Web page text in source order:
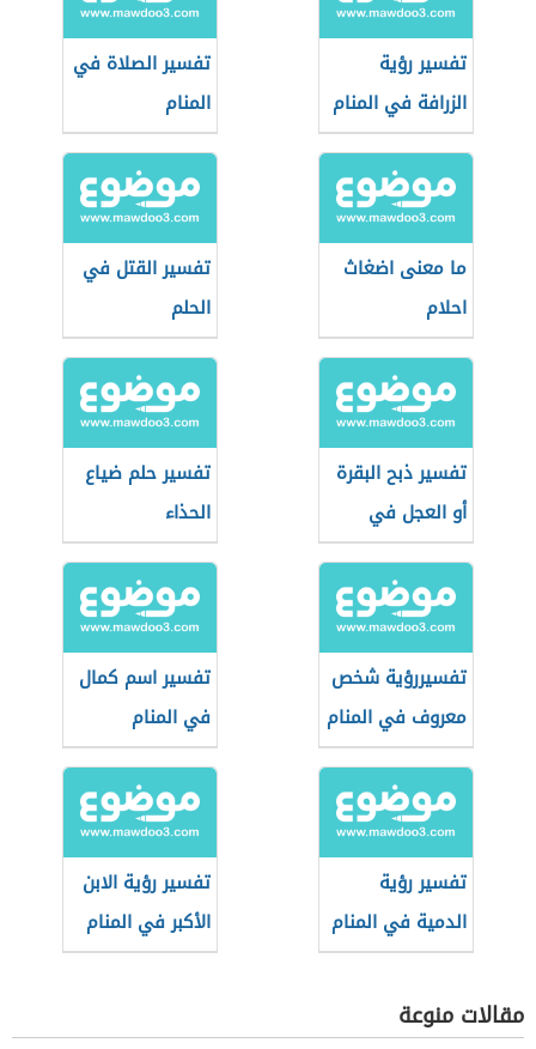
تفسير رؤية
الزرافة في المنام
تفسير الصلاة في
المنام
ما معنى اضغاث
احلام
تفسير القتل في
الحلم
تفسير ذبح البقرة
أو العجل في
المنام
تفسير حلم ضياع
الحذاء
تفسيررؤية شخص
معروف في المنام
تفسير اسم كمال
في المنام
تفسير رؤية
الدمية في المنام
تفسير رؤية الابن
الأكبر في المنام
مقالات منوعة